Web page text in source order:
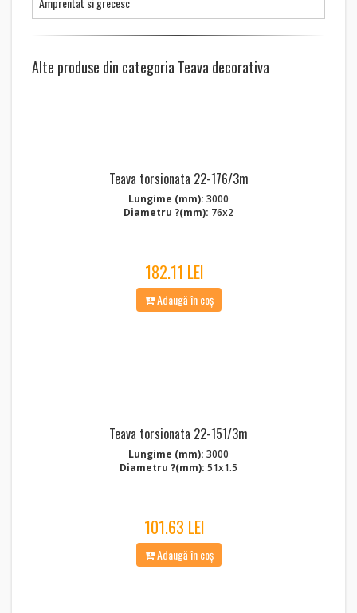
Alte produse din categoria Teava decorativa
Teava torsionata 22-176/3m
Lungime (mm): 3000
Diametru ?(mm): 76x2
182.11 LEI
Adaugă în coș
Teava torsionata 22-151/3m
Lungime (mm): 3000
Diametru ?(mm): 51x1.5
101.63 LEI
Adaugă în coș